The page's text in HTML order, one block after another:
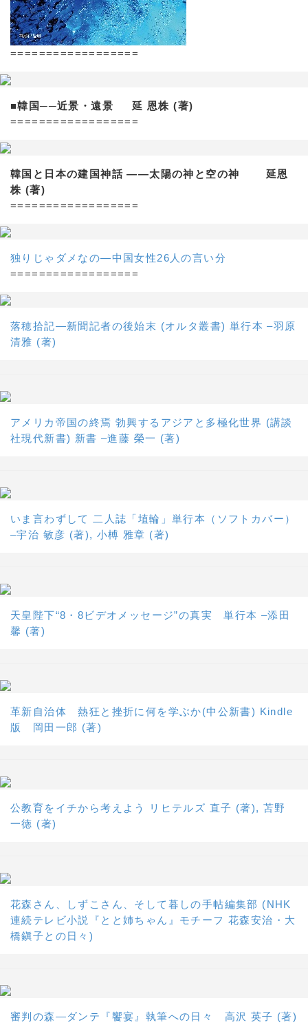
==================
■韓国──近景・遠景 延 恩株 (著)
==================
韓国と日本の建国神話 ——太陽の神と空の神 延恩
株 (著)
==================
独りじゃダメなの―中国女性26人の言い分
==================
落穂拾記―新聞記者の後始末 (オルタ叢書) 単行本 –羽原
清雅 (著)
アメリカ帝国の終焉 勃興するアジアと多極化世界 (講談
社現代新書) 新書 –進藤 榮一 (著)
いま言わずして 二人誌「埴輪」単行本（ソフトカバー）
–宇治 敏彦 (著), 小榑 雅章 (著)
天皇陛下“8・8ビデオメッセージ”の真実 単行本 –添田
馨 (著)
革新自治体 熱狂と挫折に何を学ぶか(中公新書) Kindle
版 岡田一郎 (著)
公教育をイチから考えよう リヒテルズ 直子 (著), 苫野
一徳 (著)
花森さん、しずこさん、そして暮しの手帖編集部 (NHK
連続テレビ小説『とと姉ちゃん』モチーフ 花森安治・大
橋鎭子との日々)
審判の森―ダンテ『饗宴』執筆への日々 高沢 英子 (著)